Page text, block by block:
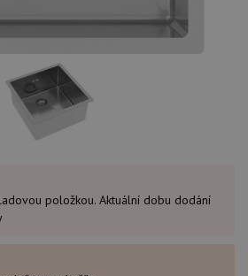
položkou. Aktuální dobu dodání